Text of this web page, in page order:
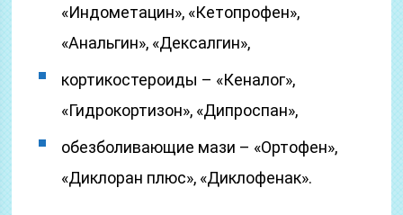
«Индометацин», «Кетопрофен»,
«Анальгин», «Дексалгин»,
кортикостероиды – «Кеналог»,
«Гидрокортизон», «Дипроспан»,
обезболивающие мази – «Ортофен»,
«Диклоран плюс», «Диклофенак».